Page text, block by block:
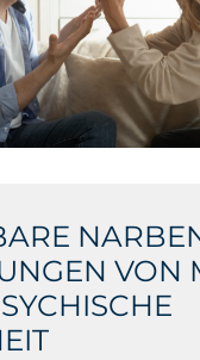
VON